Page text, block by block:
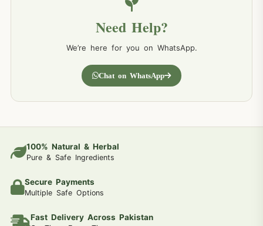
Need Help?
We’re here for you on WhatsApp.
Chat on WhatsApp
100% Natural & Herbal
Pure & Safe Ingredients
Secure Payments
Multiple Safe Options
Fast Delivery Across Pakistan